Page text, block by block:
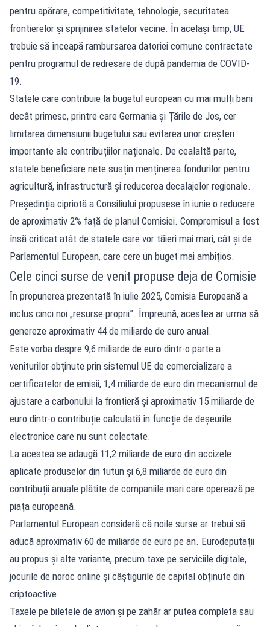
pentru apărare, competitivitate, tehnologie, securitatea
frontierelor și sprijinirea statelor vecine. În același timp, UE
trebuie să înceapă rambursarea datoriei comune contractate
pentru programul de redresare de după pandemia de COVID-
19.
Statele care contribuie la bugetul european cu mai mulți bani
decât primesc, printre care Germania și Țările de Jos, cer
limitarea dimensiunii bugetului sau evitarea unor creșteri
importante ale contribuțiilor naționale. De cealaltă parte,
statele beneficiare nete susțin menținerea fondurilor pentru
agricultură, infrastructură și reducerea decalajelor regionale.
Președinția cipriotă a Consiliului propusese în iunie o reducere
de aproximativ 2% față de planul Comisiei. Compromisul a fost
însă criticat atât de statele care vor tăieri mai mari, cât și de
Parlamentul European, care cere un buget mai ambițios.
Cele cinci surse de venit propuse deja de Comisie
În propunerea prezentată în iulie 2025, Comisia Europeană a
inclus cinci noi „resurse proprii”. Împreună, acestea ar urma să
genereze aproximativ 44 de miliarde de euro anual.
Este vorba despre 9,6 miliarde de euro dintr-o parte a
veniturilor obținute prin sistemul UE de comercializare a
certificatelor de emisii, 1,4 miliarde de euro din mecanismul de
ajustare a carbonului la frontieră și aproximativ 15 miliarde de
euro dintr-o contribuție calculată în funcție de deșeurile
electronice care nu sunt colectate.
La acestea se adaugă 11,2 miliarde de euro din accizele
aplicate produselor din tutun și 6,8 miliarde de euro din
contribuții anuale plătite de companiile mari care operează pe
piața europeană.
Parlamentul European consideră că noile surse ar trebui să
aducă aproximativ 60 de miliarde de euro pe an. Eurodeputații
au propus și alte variante, precum taxe pe serviciile digitale,
jocurile de noroc online și câștigurile de capital obținute din
criptoactive.
Taxele pe biletele de avion și pe zahăr ar putea completa sau